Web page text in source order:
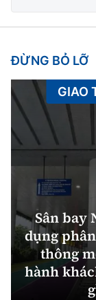
ĐỪNG BỎ LỠ
Sân bay
dụng
thông
hành
GIAO